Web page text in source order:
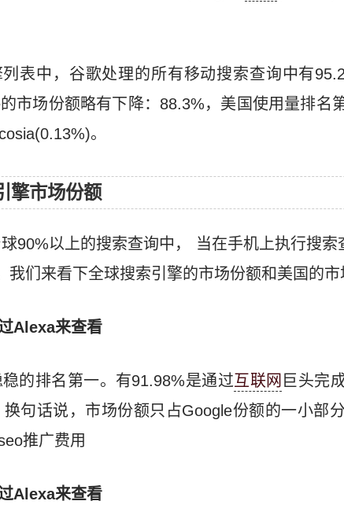
表中，谷歌处理的所有移动搜索查询中有
市场份额略有下降：88.3%，美国使用量排名
。
擎市场份额
90%以上的搜索查询中， 当在手机上执行搜索
们来看下全球搜索引擎的市场份额和美国的市
Alexa来查看
的排名第一。有91.98%是通过 互联网 巨头完
句话说，市场份额只占Google份额的一小部
推广费用
Alexa来查看